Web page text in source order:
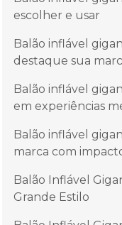
escolher e usar
Balão inflável
destaque sua
Balão inflável
em experiências
Balão inflável
marca com
Balão Inflável
Grande Estilo